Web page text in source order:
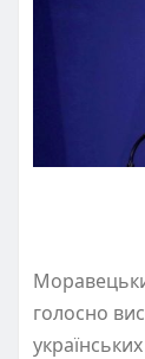
голосно